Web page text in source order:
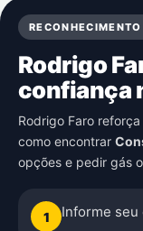
Rodrigo
confiança
Rodrigo Faro
como encontrar
opções e pedir gás
1 Informe